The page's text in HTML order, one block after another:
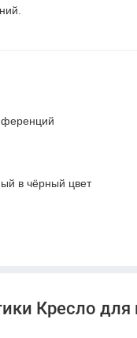
в чёрный цвет
и практичная
Кресло для